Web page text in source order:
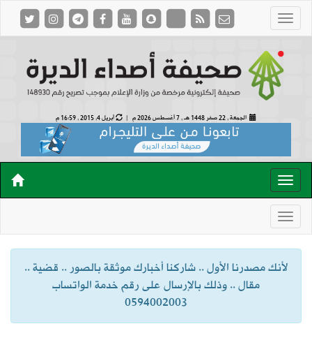
الجمعة , 22 صفر 1448 هـ , 7 أغسطس 2026 م | أبريل 4, 2015 , 16:59 م
لأنك مصدرنا الأول .. شاركنا أخبارك موثقة بالصور .. قضية ..
مقال .. وذلك بالإرسال على رقم خدمة الواتساب
0594002003